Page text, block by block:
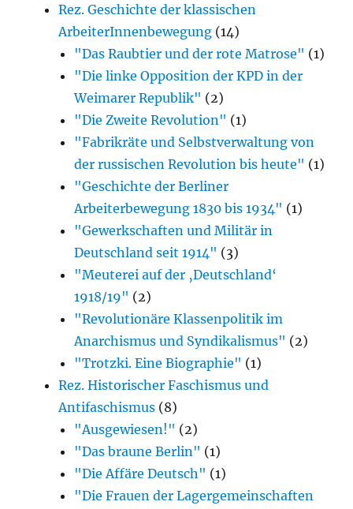
Rez. Geschichte der klassischen
ArbeiterInnenbewegung (14)
"Das Raubtier und der rote Matrose" (1)
"Die linke Opposition der KPD in der
Weimarer Republik" (2)
"Die Zweite Revolution" (1)
"Fabrikräte und Selbstverwaltung von
der russischen Revolution bis heute" (1)
"Geschichte der Berliner
Arbeiterbewegung 1830 bis 1934" (1)
"Gewerkschaften und Militär in
Deutschland seit 1914" (3)
"Meuterei auf der ‚Deutschland‘
1918/19" (2)
"Revolutionäre Klassenpolitik im
Anarchismus und Syndikalismus" (2)
"Trotzki. Eine Biographie" (1)
Rez. Historischer Faschismus und
Antifaschismus (8)
"Ausgewiesen!" (2)
"Das braune Berlin" (1)
"Die Affäre Deutsch" (1)
"Die Frauen der Lagergemeinschaften